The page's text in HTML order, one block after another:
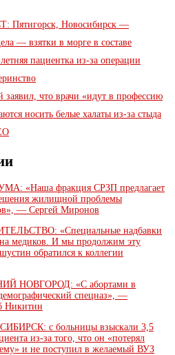
Новосибирск —
— взятки в морге в составе
пациентка из-за операции
что врачи «идут в профессию
носить белые халаты из-за стыда
«Наша фракция СРЗП предлагает
жилищной проблемы
— Сергей Миронов
«Специальные надбавки
медиков. И мы продолжим эту
обратился к коллегии
НОВГОРОД: «С абортами в
спецназ», —
Никитин
с больницы взыскали 3,5
из-за того, что он «потерял
и не поступил в желаемый ВУЗ